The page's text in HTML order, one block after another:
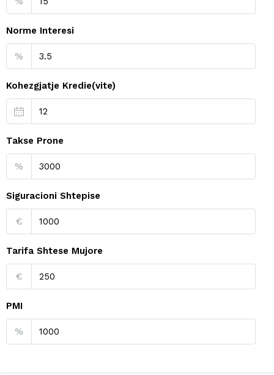
Norme Interesi
%
Kohezgjatje Kredie(vite)
Takse Prone
%
Siguracioni Shtepise
€
Tarifa Shtese Mujore
€
PMI
%